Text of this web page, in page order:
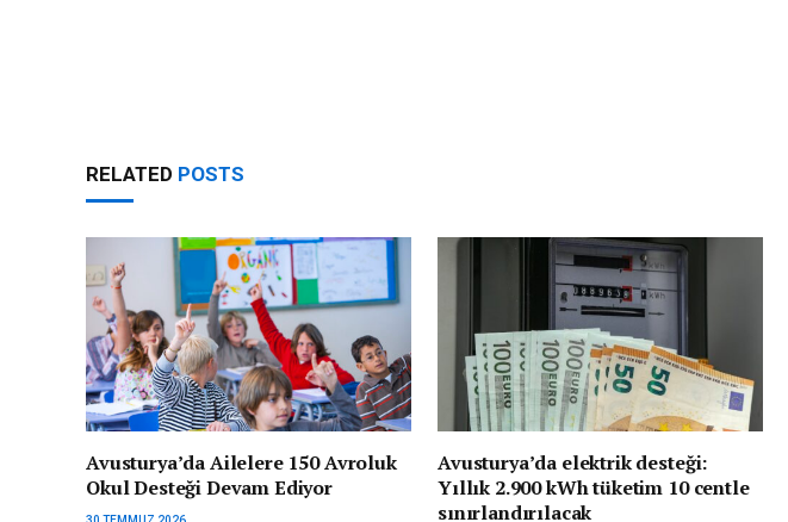
RELATED POSTS
Avusturya’da Ailelere 150 Avroluk
Okul Desteği Devam Ediyor
Avusturya’da elektrik desteği:
Yıllık 2.900 kWh tüketim 10 centle
sınırlandırılacak